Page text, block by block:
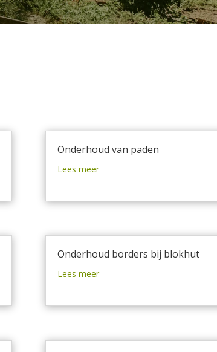
Onderhoud van paden
Lees meer
Onderhoud borders bij blokhut
Lees meer